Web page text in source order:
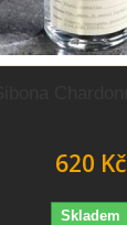
620 Kč
Skladem